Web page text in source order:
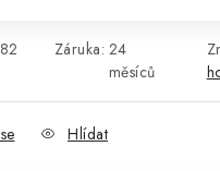
Záruka: 24
měsíců
Hlídat